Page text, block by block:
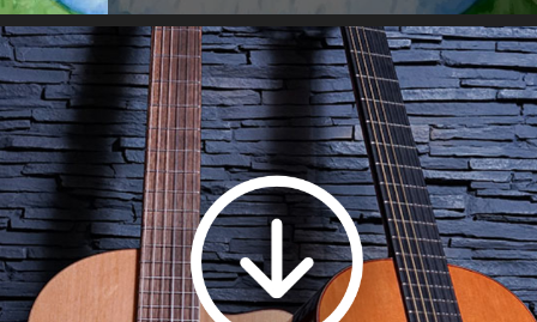
2026. 06. 14-én, vasárnap 10 órától
tartjuk tanévzáró istentiszteletünket
a gyermekek műsorával. Ez az ünnep
gyülekezetünkben az Apák Napja,
amire külön, apáknak és apákról szóló
prédikációval készülünk. Szeretettel
várjuk a családokat, és gyülekezetünk
minden tagját!